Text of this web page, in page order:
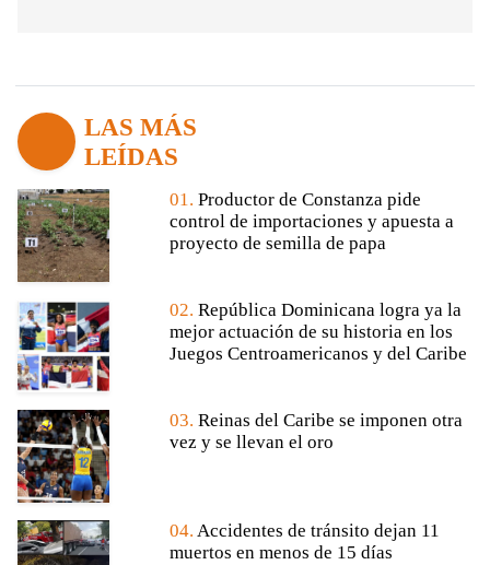
LAS MÁS
LEÍDAS
01. Productor de Constanza pide
control de importaciones y apuesta a
proyecto de semilla de papa
02. República Dominicana logra ya la
mejor actuación de su historia en los
Juegos Centroamericanos y del Caribe
03. Reinas del Caribe se imponen otra
vez y se llevan el oro
04. Accidentes de tránsito dejan 11
muertos en menos de 15 días